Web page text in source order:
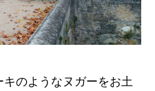
のようなヌガーをお土